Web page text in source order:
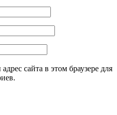
сайта в этом браузере для